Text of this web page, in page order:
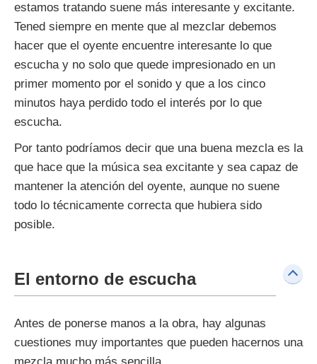
estamos tratando suene más interesante y excitante.
Tened siempre en mente que al mezclar debemos
hacer que el oyente encuentre interesante lo que
escucha y no solo que quede impresionado en un
primer momento por el sonido y que a los cinco
minutos haya perdido todo el interés por lo que
escucha.
Por tanto podríamos decir que una buena mezcla es la
que hace que la música sea excitante y sea capaz de
mantener la atención del oyente, aunque no suene
todo lo técnicamente correcta que hubiera sido
posible.
El entorno de escucha
Antes de ponerse manos a la obra, hay algunas
cuestiones muy importantes que pueden hacernos una